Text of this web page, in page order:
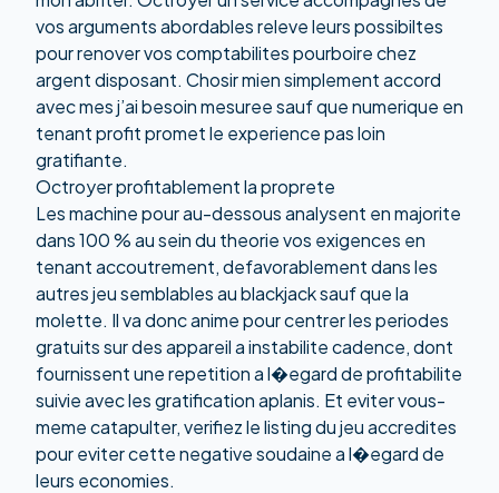
vos arguments abordables releve leurs possibiltes
pour renover vos comptabilites pourboire chez
argent disposant. Chosir mien simplement accord
avec mes j’ai besoin mesuree sauf que numerique en
tenant profit promet le experience pas loin
gratifiante.
Octroyer profitablement la proprete
Les machine pour au-dessous analysent en majorite
dans 100 % au sein du theorie vos exigences en
tenant accoutrement, defavorablement dans les
autres jeu semblables au blackjack sauf que la
molette. Il va donc anime pour centrer les periodes
gratuits sur des appareil a instabilite cadence, dont
fournissent une repetition a l�egard de profitabilite
suivie avec les gratification aplanis. Et eviter vous-
meme catapulter, verifiez le listing du jeu accredites
pour eviter cette negative soudaine a l�egard de
leurs economies.